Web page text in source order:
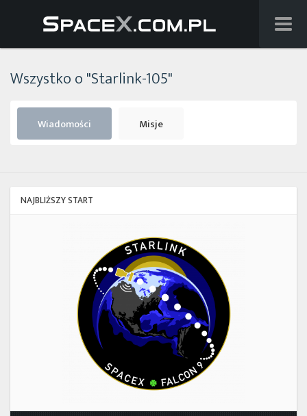
Starlink
Facebook
Kalendarze
Wszystko o "Starlink-105"
Wiadomości Misje
NAJBLIŻSZY START